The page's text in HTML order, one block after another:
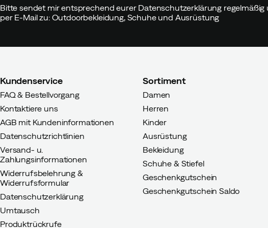
Farbe: Light Gray
Größe: M
Vor 2 Jahren Verifizierter Käufer
Light Gray
Größe:
Vor 3 Jahren Verifizierter Käufer
Bitte sendet mir entsprechend eurer Datenschutzerklärung
per E-Mail zu: Outdoorbekleidung, Schuhe und Ausrüstung
Kundenservice
FAQ & Bestellvorgang
Kontaktiere uns
AGB mit Kundeninformationen
Datenschutzrichtlinien
Versand- u.
Zahlungsinformationen
Widerrufsbelehrung &
Widerrufsformular
Datenschutzerklärung
Umtausch
Produktrückrufe
Sortiment
Damen
Herren
Kinder
Ausrüstung
Bekleidung
Schuhe & Stiefel
Geschenkgutschein
Geschenkgutschein Saldo